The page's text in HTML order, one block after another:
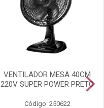
VENTILADOR MESA 40CM
220V SUPER POWER PRETO
Código: 250622